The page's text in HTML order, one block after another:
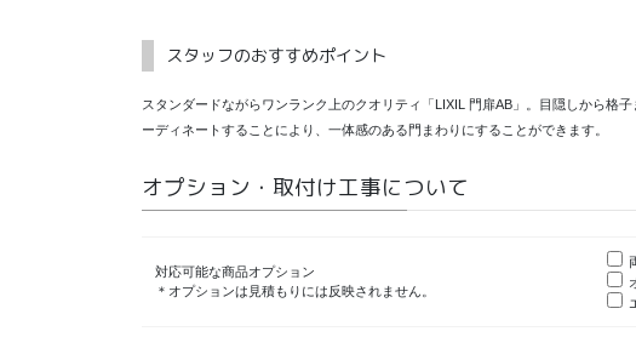
スタッフのおすすめポイント
スタンダードながらワンランク上のクオリティ「LIXIL 門扉AB」。目隠しから格
ーディネートすることにより、一体感のある門まわりにすることができます。
オプション・取付け工事について
対応可能な商品オプション
＊オプションは見積もりには反映されません。